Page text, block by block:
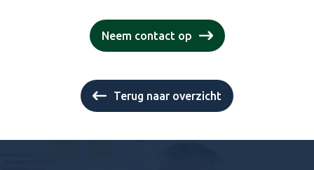
Neem contact op
Terug naar overzicht